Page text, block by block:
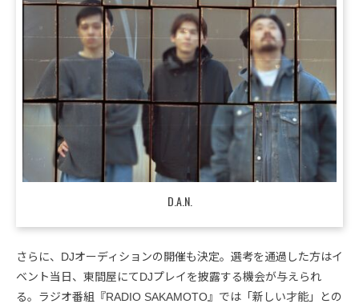
D.A.N.
さらに、DJオーディションの開催も決定。選考を通過した方はイ
ベント当日、東間屋にてDJプレイを披露する機会が与えられ
る。ラジオ番組『RADIO SAKAMOTO』では「新しい才能」との